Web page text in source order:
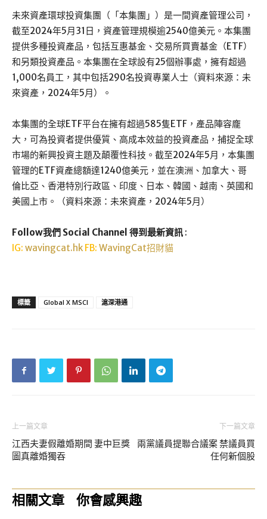
未來資產環球投資集團（「本集團」）是一間資產管理公司，
截至2024年5月31日，資產管理規模逾2540億美元。本集團
提供多種投資產品，包括互惠基金、交易所買賣基金（ETF）
和另類投資產品。本集團在全球設有25個辦事處，擁有超過
1,000名員工，其中包括290名投資專業人士（資料來源：未
來資產，2024年5月）。
本集團的全球ETF平台在擁有超過585隻ETF，產品陣容龐
大，可為投資者提供優質、高成本效益的投資產品，捕捉全球
市場的新興投資主題及顛覆性科技。截至2024年5月，本集團
管理的ETF資產總額達1240億美元，並在澳洲、加拿大、哥
倫比亞、香港特別行政區、印度、日本、韓國、越南、英國和
美國上市。（資料來源：未來資產，2024年5月）
Follow我們 Social Channel 得到最新資訊 :
IG: wavingcat.hk FB: WavingCat招財貓
標籤 Global X MSCI 滬深港通
上一篇文章
江西夫妻假離婚期間 妻中巨獎
圖真離婚獨吞
下一篇文章
兩黨議員提聯合議案 禁議員買
任何新個股
相關文章 你會感興趣